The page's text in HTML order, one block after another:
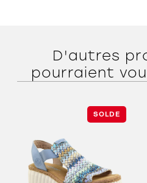
D'autres
pourraient
SOLDE